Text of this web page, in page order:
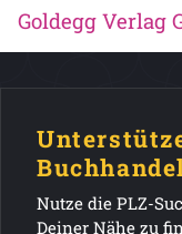
Goldegg Verlag
Nutze die PLZ-
Deiner Nähe zu